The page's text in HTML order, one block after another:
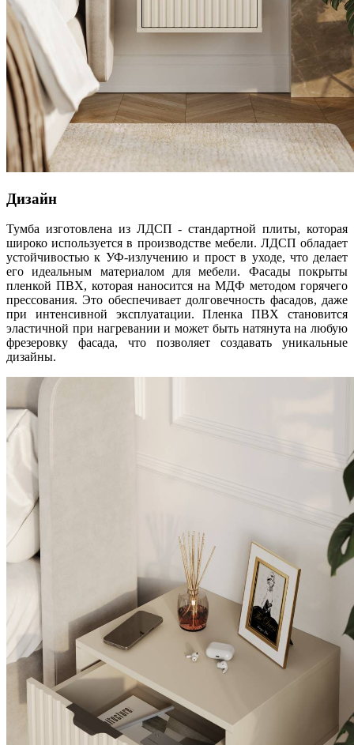
Дизайн
Тумба изготовлена из ЛДСП - стандартной плиты, которая
широко используется в производстве мебели. ЛДСП обладает
устойчивостью к УФ-излучению и прост в уходе, что делает
его идеальным материалом для мебели. Фасады покрыты
пленкой ПВХ, которая наносится на МДФ методом горячего
прессования. Это обеспечивает долговечность фасадов, даже
при интенсивной эксплуатации. Пленка ПВХ становится
эластичной при нагревании и может быть натянута на любую
фрезеровку фасада, что позволяет создавать уникальные
дизайны.